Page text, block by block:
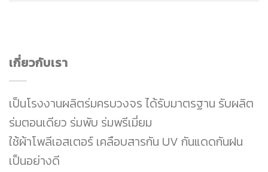
เกี่ยวกับเรา
เป็นโรงงานผลิตร่มครบวงจร ได้รับมาตรฐาน รับผลิต
ร่มตอนเดียว ร่มพับ ร่มพรีเมี่ยม
ใช้ผ้าโพลีเอสเตอร์ เคลือบสารกัน UV กันแดดกันฝน
เป็นอย่างดี